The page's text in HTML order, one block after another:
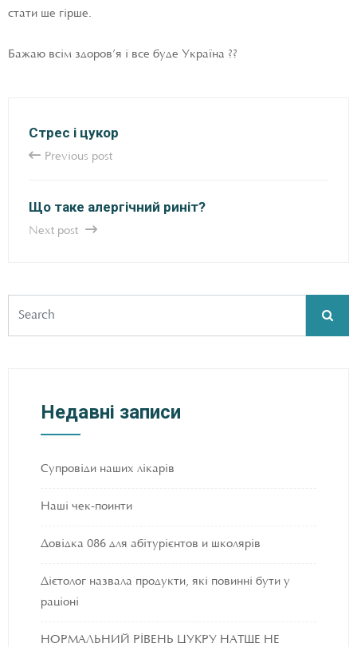
стати ще гірше.
Бажаю всім здоров’я і все буде Україна ??
Стрес і цукор
Previous post
Що таке алергічний риніт?
Next post
Недавні записи
Супровіди наших лікарів
Наші чек-поинти
Довідка 086 для абітурієнтов и школярів
Дієтолог назвала продукти, які повинні бути у
раціоні
НОРМАЛЬНИЙ РІВЕНЬ ЦУКРУ НАТЩЕ НЕ